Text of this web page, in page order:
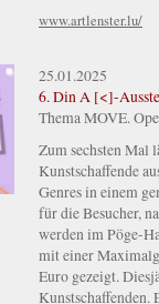
www.artlenster.lu/
25.01.2025
6. Din A [<]-
Thema MOVE.
Zum sechsten
Kunstschaffende
Genres in einem
für die Besucher,
werden im Pöge-
mit einer
Euro gezeigt.
Kunstschaffenden.